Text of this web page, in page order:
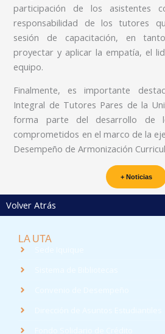
participación de los asistentes
responsabilidad de los tutores
sesión de capacitación, en
proyectar y aplicar la empatía, el
equipo.
Finalmente, es importante
Integral de Tutores Pares de la
forma parte del desarrollo de
comprometidos en el marco de la
Desempeño de Armonización
+ Noticias
Volver Atrás
LA UTA